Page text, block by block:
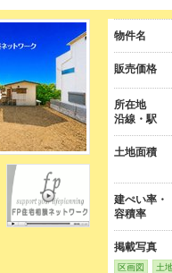
物件名
販売価格
所在地
沿線・駅
土地面積
建ぺい率・
容積率
掲載写真
区画図 土